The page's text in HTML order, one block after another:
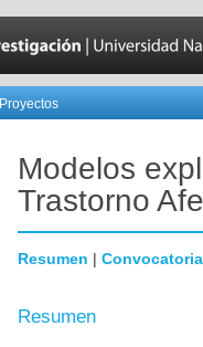
Proyectos
Modelos
Trastorno
Resumen | Convocatoria
Resumen